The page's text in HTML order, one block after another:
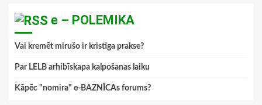
e – POLEMIKA
Vai kremēt mirušo ir kristīga prakse?
Par LELB arhibīskapa kalpošanas laiku
Kāpēc "nomira" e-BAZNĪCAs forums?